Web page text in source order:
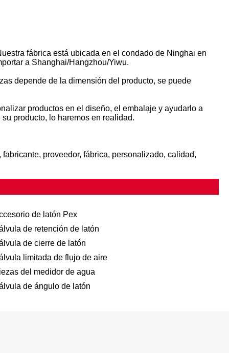
fábrica está ubicada en el condado de Ninghai en
a Shanghai/Hangzhou/Yiwu.
depende de la dimensión del producto, se puede
productos en el diseño, el embalaje y ayudarlo a
producto, lo haremos en realidad.
proveedor, fábrica, personalizado, calidad,
de latón Pex
de retención de latón
de cierre de latón
limitada de flujo de aire
del medidor de agua
de ángulo de latón